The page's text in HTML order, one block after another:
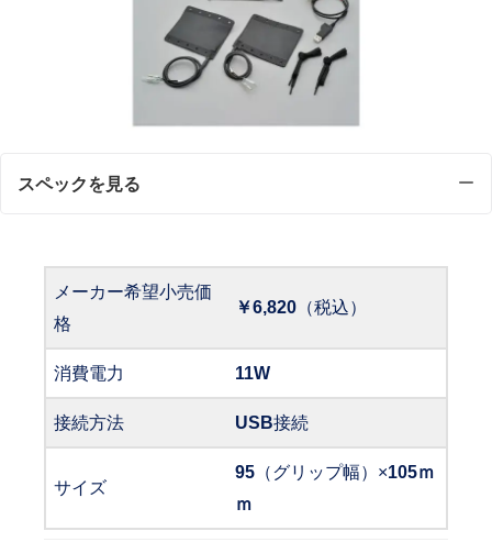
スペックを見る
メーカー希望小売価
格
￥6,820 （税込）
消費電力 11W
接続方法 USB接続
サイズ
95 （グリップ幅）×105ｍ
ｍ